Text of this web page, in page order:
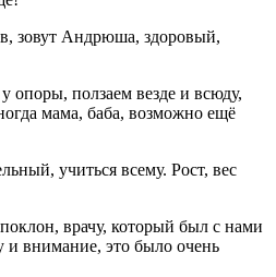
зовут Андрюша, здоровый,
опоры, ползаем везде и всюду,
мама, баба, возможно ещё
учиться всему. Рост, вес
врачу, который был с нами
и внимание, это было очень